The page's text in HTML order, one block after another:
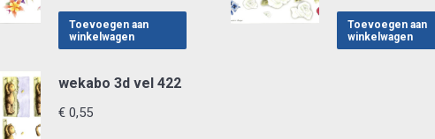
Toevoegen aan
winkelwagen
Toevoegen aan
winkelwagen
wekabo 3d vel 422
€ 0,55